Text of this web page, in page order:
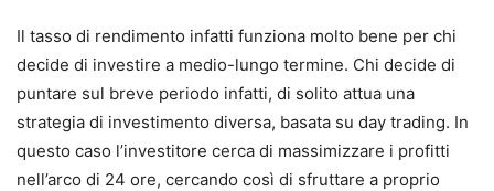
Il tasso di rendimento infatti funziona molto bene per chi
decide di investire a medio-lungo termine. Chi decide di
puntare sul breve periodo infatti, di solito attua una
strategia di investimento diversa, basata su day trading. In
questo caso l’investitore cerca di massimizzare i profitti
nell’arco di 24 ore, cercando così di sfruttare a proprio